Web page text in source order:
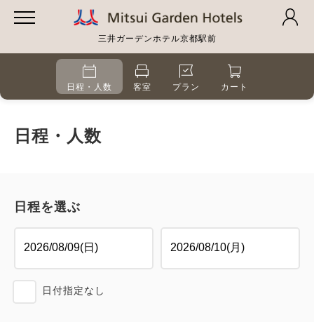
三井ガーデンホテル京都駅前
日程・人数 客室 プラン カート
日程・人数
日程を選ぶ
日付指定なし